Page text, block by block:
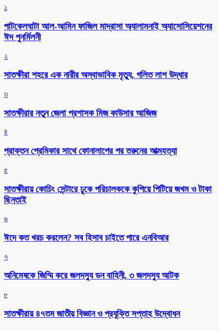
১
পাটকেলঘাটা আল-আমিন ফাজিল মাদ্রাসা অ্যালামনাই অ্যাসোসিয়েশনের
ঈদ পুনর্মিলনী
২
সাতক্ষীরা শহরে এক নারীর অস্বাভাবিক মৃত্যু, গলিত লাশ উদ্ধার
৩
সাতক্ষীরার নতুন জেলা প্রশাসক মিজ কাউসার আজিজ
৪
প্রাক্তন প্রেমিকার সাথে ফোনালাপের পর তরুনের আত্মহত্যা
৫
সাতক্ষীরায় কোচিং সেন্টারে ঢুকে পরিচালককে কুপিয়ে পিটিয়ে জখম ও টাকা
ছিনতাই
৬
ঈদে কত খরচ করলেন? সব হিসাব চাইতে পারে এনবিআর
৭
অনিমেষকে জিম্মি করে জলদস্যু ডন বাহিনী, ৩ জলদস্যু আটক
৮
সাতক্ষীরায় ৪৭তম জাতীয় বিজ্ঞান ও প্রযুক্তি সপ্তাহ উদ্বোধন